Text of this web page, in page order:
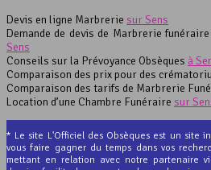
Devis en ligne Marbrerie sur Sens
Demande de devis de Marbrerie
Sens
Conseils sur la Prévoyance Obsèques à
Comparaison des prix pour des
Comparaison des tarifs de Marbrerie
Location d’une Chambre Funéraire sur
* Le site L'Officiel des Obsèques est un site
vous faire gagner du temps dans vos
mettant en relation avec notre partenaire